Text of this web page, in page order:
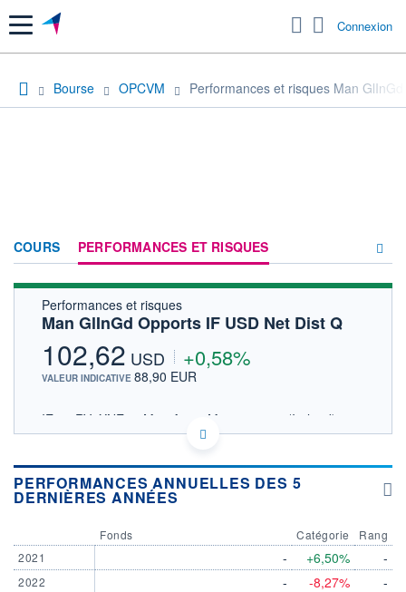
Menu Connexion
Bourse OPCVM Performances et risques Man
COURS PERFORMANCES ET RISQUES
FORUM
Performances et risques
Man GlInGd Opports IF USD Net Dist Q
102,62 USD +0,58%
VALEUR INDICATIVE 88,90 EUR
IE000RV2XNE5 - Man Asset Management (Ireland)
Limited
Consulter le prospectus / DIC
102
104
PERFORMANCES ANNUELLES DES 5
DERNIÈRES ANNÉES
2021
2022
Fonds
-
-
Catégorie
+6,50%
-8,27%
Rang
-
-